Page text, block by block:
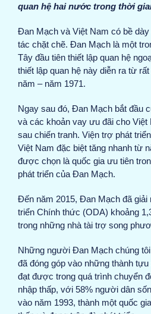
quan hệ hai nước trong thời
Đan Mạch và Việt Nam có bề
tác chặt chẽ. Đan Mạch là một
Tây đầu tiên thiết lập quan hệ
thiết lập quan hệ này diễn ra từ
năm – năm 1971.
Ngay sau đó, Đan Mạch bắt đầu
và các khoản vay ưu đãi cho Việt
sau chiến tranh. Viện trợ phát
Việt Nam đặc biệt tăng nhanh từ
được chọn là quốc gia ưu tiên
phát triển của Đan Mạch.
Đến năm 2015, Đan Mạch đã giải
triển Chính thức (ODA) khoảng
trong những nhà tài trợ song
Những người Đan Mạch chúng
đã đóng góp vào những thành
đạt được trong quá trình chuyển
nhập thấp, với 58% người dân
vào năm 1993, thành một quốc